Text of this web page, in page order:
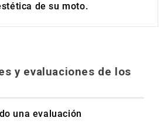
de su moto.
y evaluaciones de los
una evaluación